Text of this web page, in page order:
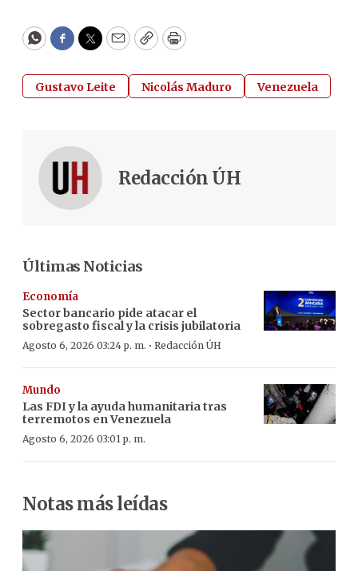
WhatsApp
Facebook
Twitter
EmailCopyPrint
Gustavo Leite Nicolás Maduro Venezuela
Redacción ÚH
Últimas Noticias
Economía
Sector bancario pide atacar el
sobregasto fiscal y la crisis jubilatoria
Agosto 6, 2026 03:24 p. m. · Redacción ÚH
Mundo
Las FDI y la ayuda humanitaria tras
terremotos en Venezuela
Agosto 6, 2026 03:01 p. m.
Notas más leídas